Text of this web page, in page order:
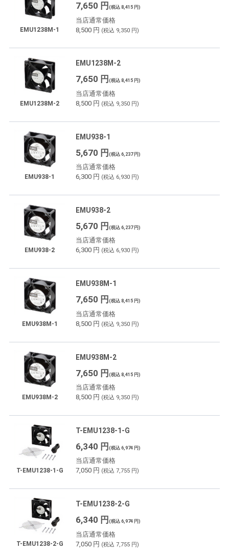
EMU1238M-1
7,650 円 (税込 8,415 円)
当店通常価格
8,500 円 (税込 9,350 円)
EMU1238M-2
EMU1238M-2
7,650 円 (税込 8,415 円)
当店通常価格
8,500 円 (税込 9,350 円)
EMU938-1
EMU938-1
5,670 円(税込 6,237 円)
当店通常価格
6,300 円 (税込 6,930 円)
EMU938-2
EMU938-2
5,670 円(税込 6,237 円)
当店通常価格
6,300 円 (税込 6,930 円)
EMU938M-1
EMU938M-1
7,650 円 (税込 8,415 円)
当店通常価格
8,500 円 (税込 9,350 円)
EMU938M-2
EMU938M-2
7,650 円(税込 8,415 円)
当店通常価格
8,500 円 (税込 9,350 円)
T-EMU1238-1-G
T-EMU1238-1-G
6,340 円(税込 6,974 円)
当店通常価格
7,050 円 (税込 7,755 円)
T-EMU1238-2-G
T-EMU1238-2-G
6,340 円 (税込 6,974 円)
当店通常価格
7,050 円 (税込 7,755 円)